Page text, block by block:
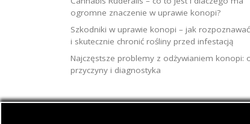
ogromne znaczenie w uprawie konopi?
Szkodniki w uprawie konopi – jak
i skutecznie chronić rośliny przed infestacją
Najczęstsze problemy z odżywianiem konopi:
przyczyny i diagnostyka